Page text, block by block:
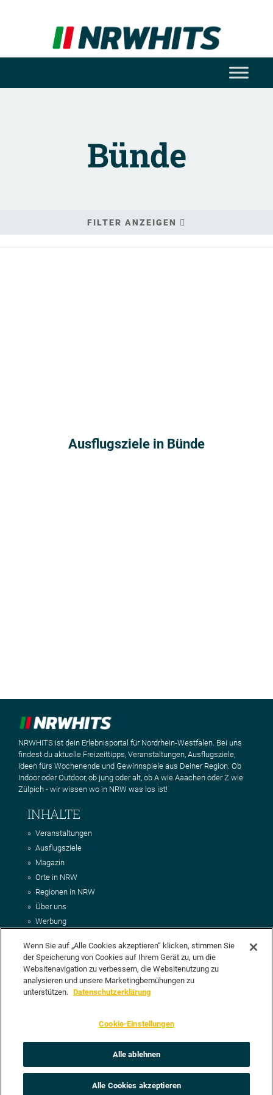
Bünde
FILTER ANZEIGEN
Ausflugsziele in Bünde
NRWHITS ist dein Erlebnisportal für Nordrhein-Westfalen. Bei uns
findest du aktuelle Freizeittipps, Veranstaltungen, Ausflugsziele,
Ideen fürs Wochenende und Gewinnspiele aus Deiner Region. Ob
Indoor oder Outdoor, ob jung oder alt, ob A wie Aaachen oder Z wie
Zülpich - wir wissen wo in NRW was los ist!
INHALTE
Veranstaltungen
Ausflugsziele
Magazin
Orte in NRW
Regionen in NRW
Über uns
Werbung
Impressum
AGB
Datenschutz
DEIN VORSCHLAG FÜR NRWHITS
vorschlagen? Klasse, dann nutze doch einfach
Unsere Redaktion wird Deinen Vorschlag dann so schnell wie
Wenn Sie auf „Alle Cookies akzeptieren“ klicken, stimmen Sie
der Speicherung von Cookies auf Ihrem Gerät zu, um die
Websitenavigation zu verbessern, die Websitenutzung zu
analysieren und unsere Marketingbemühungen zu
unterstützen. Datenschutzerklärung
Cookie-Einstellungen
Alle ablehnen
Alle Cookies akzeptieren